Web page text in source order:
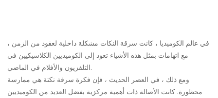
في عالم الكوميديا ​​، كانت سرقة النكات مشكلة داخلية لعقود من الزمن ،
مع اتهامات بمثل هذه الأشياء تعود إلى الكوميديين الكلاسيكيين في
التلفزيون والأفلام في الماضي.
ومع ذلك ، في العصر الحديث ، فإن فكرة سرقة نكتة هي ممارسة
محظورة. كانت الأصالة ذات أهمية مركزية بفضل العديد من الكوميديين